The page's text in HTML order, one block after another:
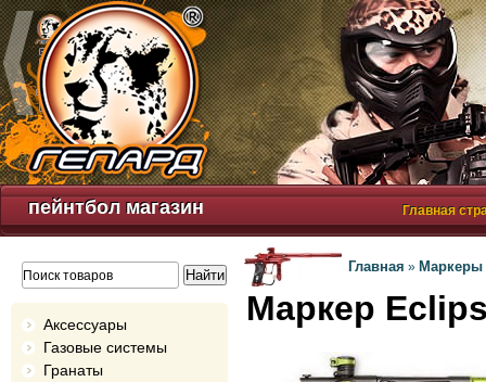
пейнтбол магазин Главная
Аксессуары
Газовые системы
Гранаты
Главная » Маркеры
Маркер